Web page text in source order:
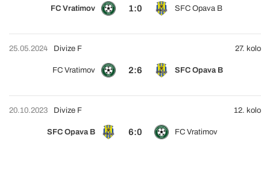
FC Vratimov 1:0 SFC Opava B
25.05.2024
FC Vratimov 2:6 SFC Opava B
Divize F 27. kolo
20.10.2023
SFC Opava B 6:0 FC Vratimov
Divize F 12. kolo